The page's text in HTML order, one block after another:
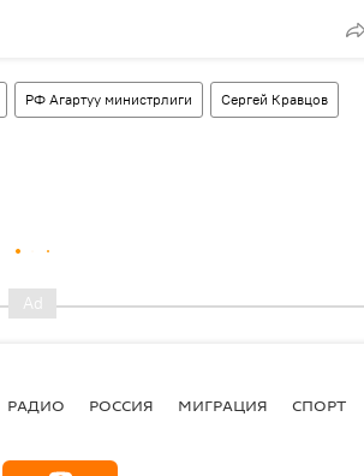
РФ Агартуу министрлиги Сергей Кравцов
РАДИО РОССИЯ МИГРАЦИЯ СПОРТ